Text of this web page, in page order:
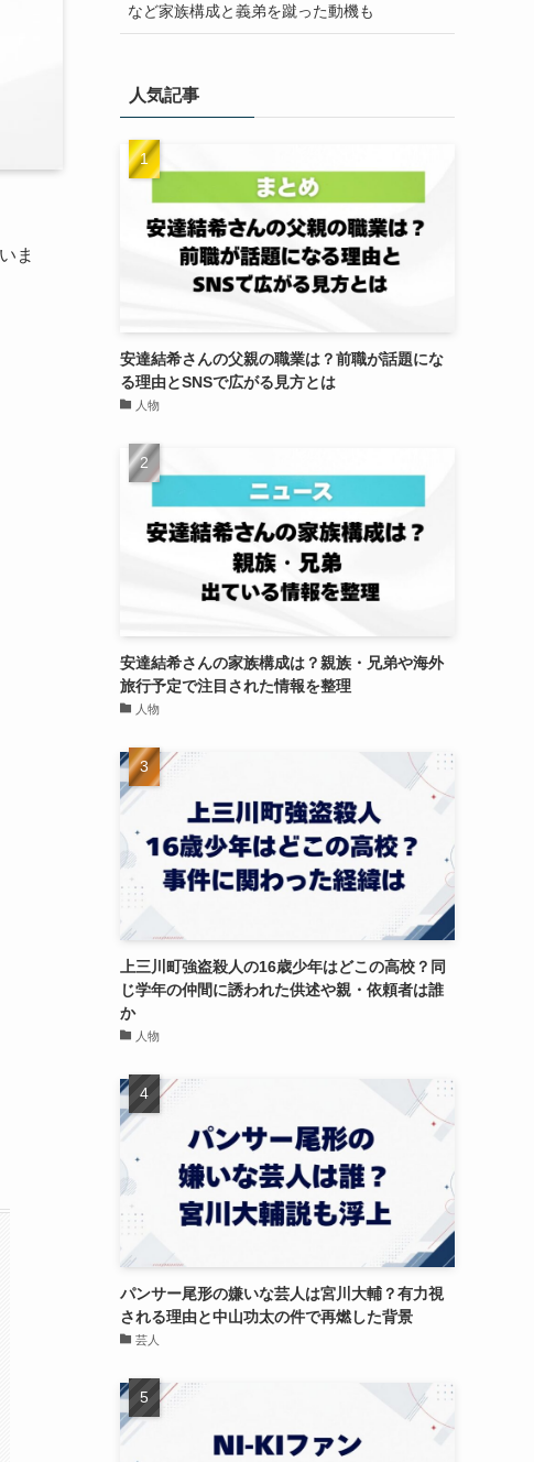
ま
など家族構成と義弟を蹴った動機も
人気記事
安達結希さんの父親の職業は？前職が話題にな
る理由とSNSで広がる見方とは
人物
安達結希さんの家族構成は？親族・兄弟や海外
旅行予定で注目された情報を整理
人物
上三川町強盗殺人の16歳少年はどこの高校？同
じ学年の仲間に誘われた供述や親・依頼者は誰
か
人物
パンサー尾形の嫌いな芸人は宮川大輔？有力視
される理由と中山功太の件で再燃した背景
芸人